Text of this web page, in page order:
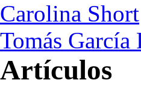
Carolina Short
Tomás García
Artículos